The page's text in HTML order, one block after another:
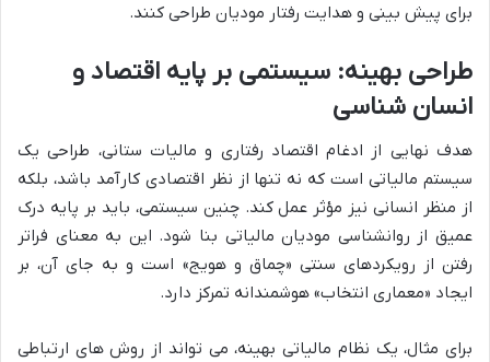
برای پیش بینی و هدایت رفتار مودیان طراحی کنند.
طراحی بهینه: سیستمی بر پایه اقتصاد و
انسان شناسی
هدف نهایی از ادغام اقتصاد رفتاری و مالیات ستانی، طراحی یک
سیستم مالیاتی است که نه تنها از نظر اقتصادی کارآمد باشد، بلکه
از منظر انسانی نیز مؤثر عمل کند. چنین سیستمی، باید بر پایه درک
عمیق از روانشناسی مودیان مالیاتی بنا شود. این به معنای فراتر
رفتن از رویکردهای سنتی «چماق و هویج» است و به جای آن، بر
ایجاد «معماری انتخاب» هوشمندانه تمرکز دارد.
برای مثال، یک نظام مالیاتی بهینه، می تواند از روش های ارتباطی